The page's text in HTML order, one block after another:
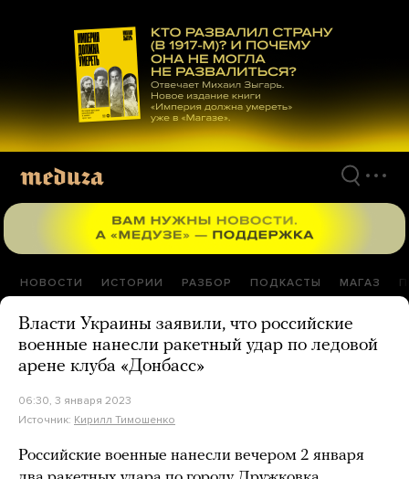
материалам
НОВОСТИ ИСТОРИИ РАЗБОР ПОДКАСТЫ МАГАЗ
Власти Украины заявили, что российские
военные нанесли ракетный удар по ледовой
арене клуба «Донбасс»
06:30, 3 января 2023
Источник: Кирилл Тимошенко
Российские военные нанесли вечером 2 января